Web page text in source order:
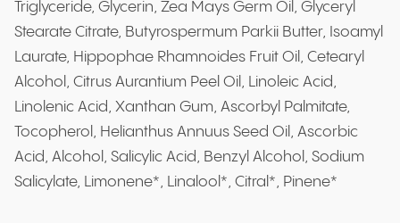
Triglyceride, Glycerin, Zea Mays Germ Oil, Glyceryl
Stearate Citrate, Butyrospermum Parkii Butter, Isoamyl
Laurate, Hippophae Rhamnoides Fruit Oil, Cetearyl
Alcohol, Citrus Aurantium Peel Oil, Linoleic Acid,
Linolenic Acid, Xanthan Gum, Ascorbyl Palmitate,
Tocopherol, Helianthus Annuus Seed Oil, Ascorbic
Acid, Alcohol, Salicylic Acid, Benzyl Alcohol, Sodium
Salicylate, Limonene*, Linalool*, Citral*, Pinene*